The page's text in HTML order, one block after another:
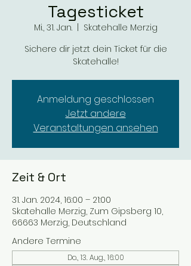
Tagesticket
Mi., 31. Jan.
  |
Skatehalle Merzig
Sichere dir jetzt dein Ticket für die
Skatehalle!
Anmeldung geschlossen
Jetzt andere
Veranstaltungen ansehen
Zeit & Ort
31. Jan. 2024, 16:00 – 21:00
Skatehalle Merzig, Zum Gipsberg 10,
66663 Merzig, Deutschland
Andere Termine
Do., 13. Aug., 16:00